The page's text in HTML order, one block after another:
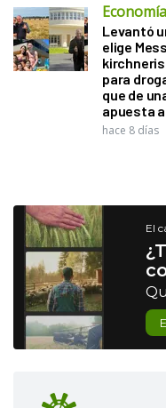
Levantó
elige
para
que de
apuesta
hace 8 días
El